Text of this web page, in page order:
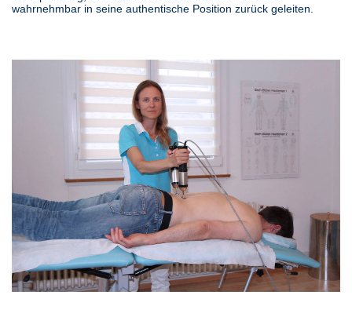
wahrnehmbar in seine authentische Position zurück geleiten.